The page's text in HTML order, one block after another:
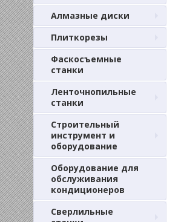
Алмазные диски
Плиткорезы
Фаскосъемные
станки
Ленточнопильные
станки
Строительный
инструмент и
оборудование
Оборудование для
обслуживания
кондиционеров
Сверлильные